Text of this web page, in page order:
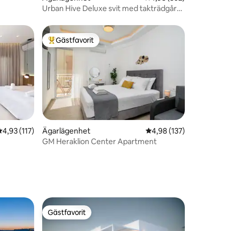
Urban Hive Deluxe svit med takträdgård
av 5 i genomsnittligt betyg, 117 omdömen
4,93 (117)
Populär gästfavorit
Gästfavorit
Ägarlägenhet 4,98 av 5 i
4,98 (137)
GM Heraklion Center Apartment
Gästfavorit
Gästfavorit